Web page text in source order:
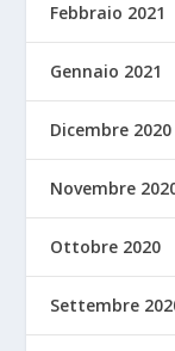
Febbraio 2021
Gennaio 2021
Dicembre 2020
Novembre
Ottobre 2020
Settembre